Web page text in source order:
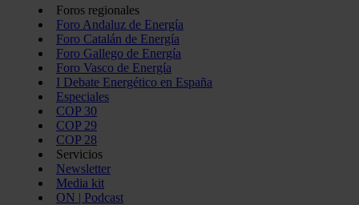
Foros regionales
Foro Andaluz de Energía
Foro Catalán de Energía
Foro Gallego de Energía
Foro Vasco de Energía
I Debate Energético en España
Especiales
COP 30
COP 29
COP 28
Servicios
Newsletter
Media kit
ON | Podcast